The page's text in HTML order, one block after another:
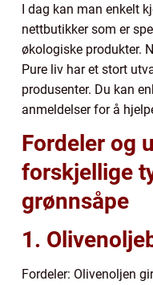
I dag kan man enkelt
nettbutikker som er
økologiske produkter.
Pure liv har et stort
produsenter. Du kan
anmeldelser for å
Fordeler og
forskjellige
grønnsåpe
1.
Fordeler: Olivenoljen